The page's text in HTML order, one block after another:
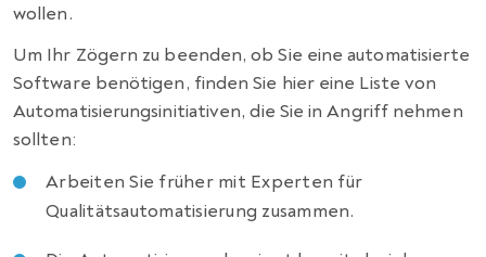
wollen.
Um Ihr Zögern zu beenden, ob Sie eine automatisierte
Software benötigen, finden Sie hier eine Liste von
Automatisierungsinitiativen, die Sie in Angriff nehmen
sollten:
Arbeiten Sie früher mit Experten für
Qualitätsautomatisierung zusammen.